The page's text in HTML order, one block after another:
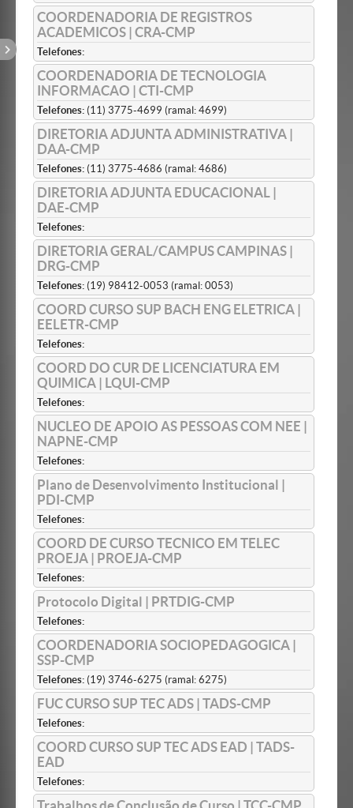
COORDENADORIA DE REGISTROS
ACADEMICOS | CRA-CMP
Telefones:
COORDENADORIA DE TECNOLOGIA
INFORMACAO | CTI-CMP
Telefones: (11) 3775-4699 (ramal: 4699)
DIRETORIA ADJUNTA ADMINISTRATIVA |
DAA-CMP
Telefones: (11) 3775-4686 (ramal: 4686)
DIRETORIA ADJUNTA EDUCACIONAL |
DAE-CMP
Telefones:
DIRETORIA GERAL/CAMPUS CAMPINAS |
DRG-CMP
Telefones: (19) 98412-0053 (ramal: 0053)
COORD CURSO SUP BACH ENG ELETRICA |
EELETR-CMP
Telefones:
COORD DO CUR DE LICENCIATURA EM
QUIMICA | LQUI-CMP
Telefones:
NUCLEO DE APOIO AS PESSOAS COM NEE |
NAPNE-CMP
Telefones:
Plano de Desenvolvimento Institucional |
PDI-CMP
Telefones:
COORD DE CURSO TECNICO EM TELEC
PROEJA | PROEJA-CMP
Telefones:
Protocolo Digital | PRTDIG-CMP
Telefones:
COORDENADORIA SOCIOPEDAGOGICA |
SSP-CMP
Telefones: (19) 3746-6275 (ramal: 6275)
FUC CURSO SUP TEC ADS | TADS-CMP
Telefones:
COORD CURSO SUP TEC ADS EAD | TADS-
EAD
Telefones: